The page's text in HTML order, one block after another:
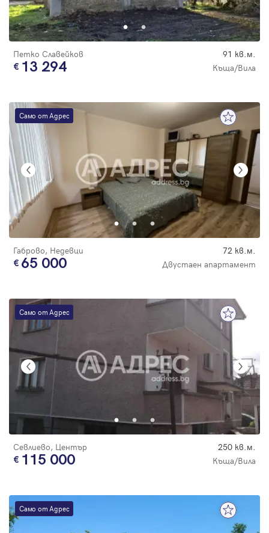
Петко Славейков 91 кв.м.
13 294 Къща/Вила
Само от Адрес
Габрово, Недевци 72 кв.м.
65 000 Двустаен апартамент
Само от Адрес
Севлиево, Център 250 кв.м.
115 000 Къща/Вила
Само от Адрес
Парола
Забравена парола